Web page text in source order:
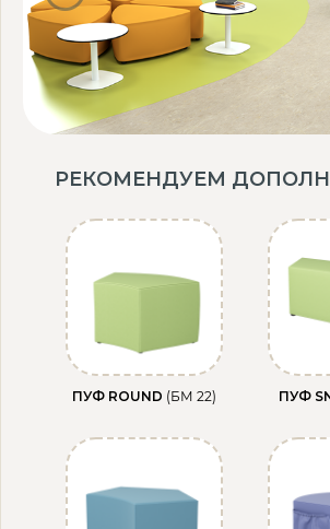
РЕКОМЕНДУЕМ
ПУФ ROUND (БМ 22) ПУФ